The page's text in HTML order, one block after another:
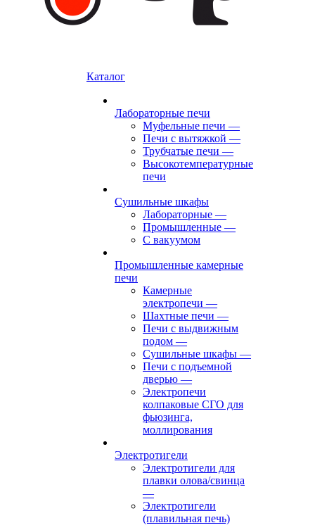
Каталог
Лабораторные печи
Муфельные печи —
Печи с вытяжкой —
Трубчатые печи —
Высокотемпературные
печи
Сушильные шкафы
Лабораторные —
Промышленные —
С вакуумом
Промышленные камерные
печи
Камерные
электропечи —
Шахтные печи —
Печи с выдвижным
подом —
Сушильные шкафы —
Печи с подъемной
дверью —
Электропечи
колпаковые СГО для
фьюзинга,
моллирования
Электротигели
Электротигели для
плавки олова/свинца
—
Электротигели
(плавильная печь)